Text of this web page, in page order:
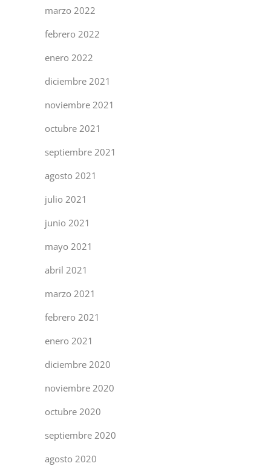
marzo 2022
febrero 2022
enero 2022
diciembre 2021
noviembre 2021
octubre 2021
septiembre 2021
agosto 2021
julio 2021
junio 2021
mayo 2021
abril 2021
marzo 2021
febrero 2021
enero 2021
diciembre 2020
noviembre 2020
octubre 2020
septiembre 2020
agosto 2020